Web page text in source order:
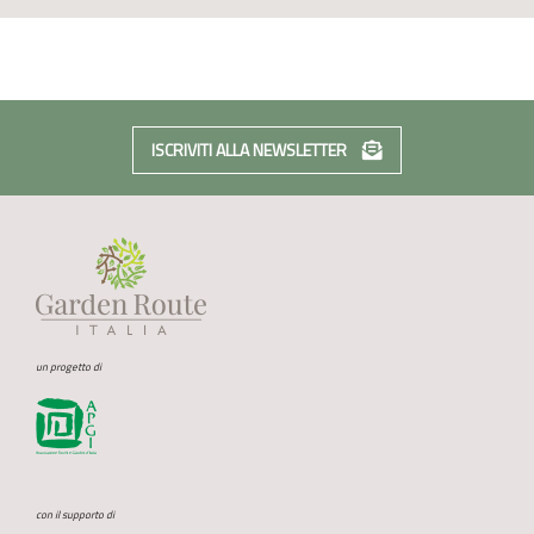
ISCRIVITI ALLA NEWSLETTER
un progetto di
con il supporto di